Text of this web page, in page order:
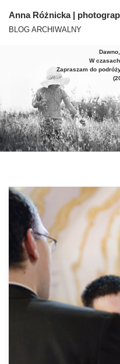
Przejdź
Anna Różnicka |
BLOG ARCHIWALNY
W
Zapraszam do